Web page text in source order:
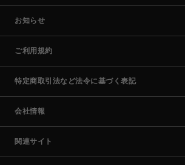
お知らせ
ご利用規約
特定商取引法など法令に基づく表記
会社情報
関連サイト